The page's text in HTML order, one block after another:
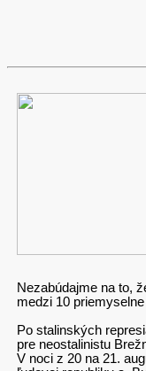
Nezabúdajme na to,
medzi 10
Po stalinských
pre neostalinistu
V noci z 20 na 21.